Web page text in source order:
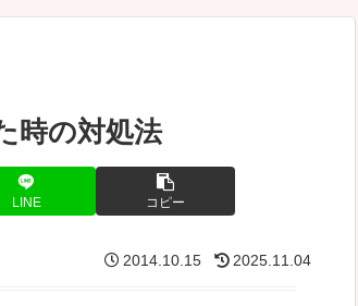
時の対処法
LINE コピー
2014.10.15 2025.11.04